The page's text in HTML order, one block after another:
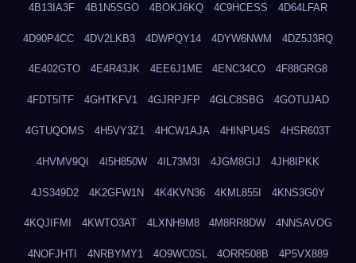
4B13IA3F 4B1N5SGO 4BOKJ6KQ 4C9HCESS 4D64LFAR
4D90P4CC 4DV2LKB3 4DWPQY14 4DYW6NWM 4DZ5J3RQ
4E402GTO 4E4R43JK 4EE6J1ME 4ENC34CO 4F88GRG8
4FDT5ITF 4GHTKFV1 4GJRPJFP 4GLC8SBG 4GOTUJAD
4GTUQOMS 4H5VY3Z1 4HCW1AJA 4HINPU4S 4HSR603T
4HVMV9QI 4I5H850W 4IL73M3I 4JGM8GIJ 4JH8IPKK
4JS349D2 4K2GFW1N 4K4KVN36 4KML855I 4KNS3G0Y
4KQJIFMI 4KWTO3AT 4LXNH9M8 4M8RR8DW 4NNSAVOG
4NOFJHTI 4NRBYMY1 4O9WC0SL 4ORR508B 4P5VX889